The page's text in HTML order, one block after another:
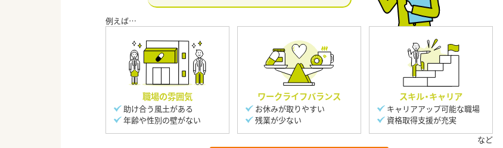
職場の雰囲気
助け合う風土がある
年齢や性別の壁がない
ワークライフバランス
お休みが取りやすい
残業が少ない
スキル・キャリア
キャリアアップ可能な職場
資格取得支援が充実